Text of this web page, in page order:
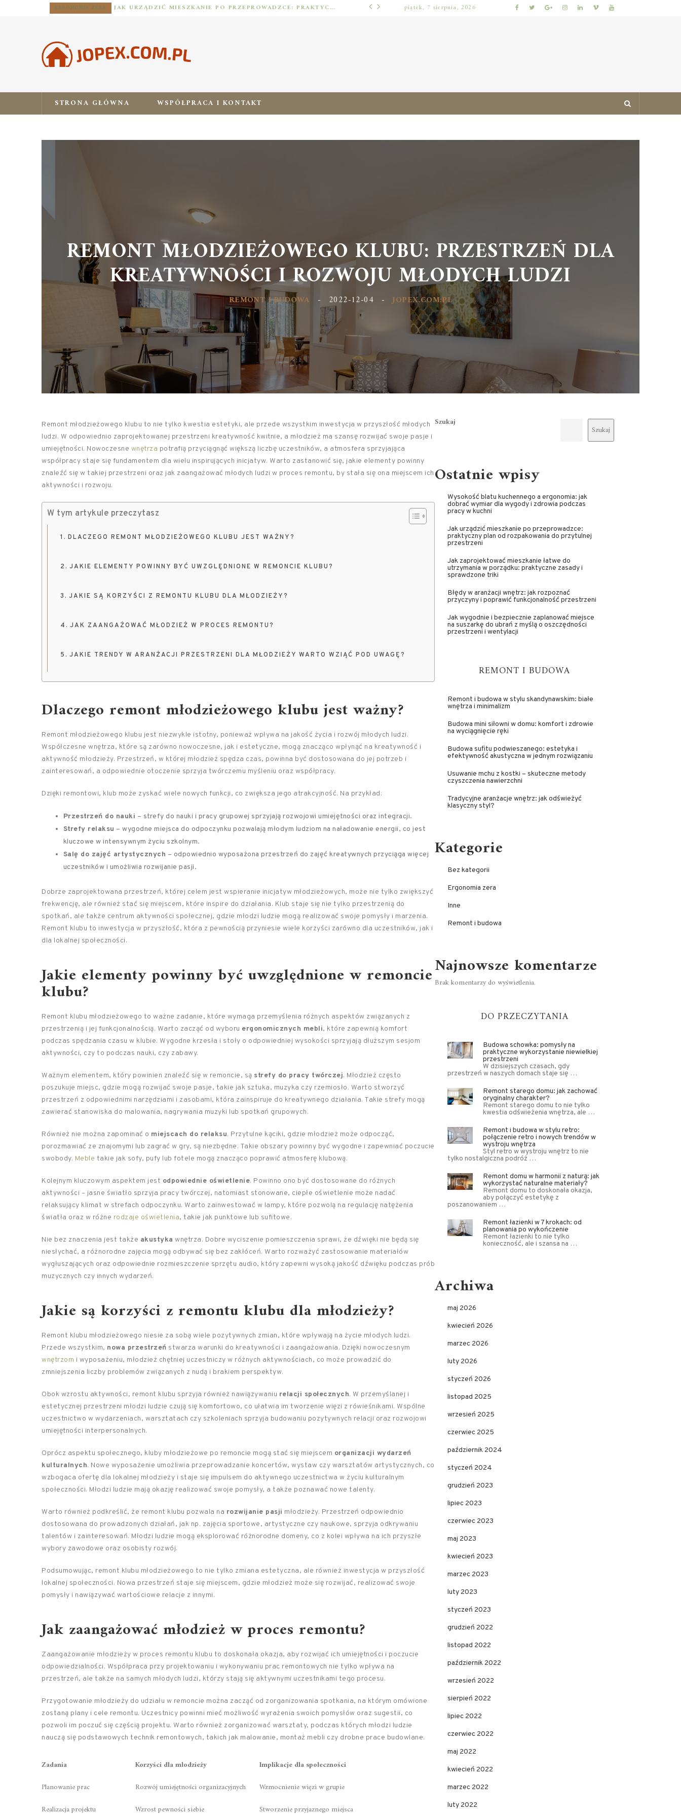
ERGONOMIA ZERA JAK URZĄDZIĆ MIESZKANIE PO PRZEPROWADZCE: PRAKTYCZNY PLAN OD ROZPAKOWANIA DO PRZYTULNEJ PRZESTRZENI ERGONOMIA ZERA
piątek, 7 sierpnia, 2026
STRONA GŁÓWNA WSPÓŁPRACA I KONTAKT
REMONT MŁODZIEŻOWEGO KLUBU: PRZESTRZEŃ DLA
KREATYWNOŚCI I ROZWOJU MŁODYCH LUDZI
REMONT I BUDOWA - 2022-12-04 - JOPEX.COM.PL
Remont młodzieżowego klubu to nie tylko kwestia estetyki, ale przede wszystkim inwestycja w przyszłość młodych
ludzi. W odpowiednio zaprojektowanej przestrzeni kreatywność kwitnie, a młodzież ma szansę rozwijać swoje pasje i
umiejętności. Nowoczesne wnętrza potrafią przyciągnąć większą liczbę uczestników, a atmosfera sprzyjająca
współpracy staje się fundamentem dla wielu inspirujących inicjatyw. Warto zastanowić się, jakie elementy powinny
znaleźć się w takiej przestrzeni oraz jak zaangażować młodych ludzi w proces remontu, by stała się ona miejscem ich
aktywności i rozwoju.
W tym artykule przeczytasz
DLACZEGO REMONT MŁODZIEŻOWEGO KLUBU JEST WAŻNY?
JAKIE ELEMENTY POWINNY BYĆ UWZGLĘDNIONE W REMONCIE KLUBU?
JAKIE SĄ KORZYŚCI Z REMONTU KLUBU DLA MŁODZIEŻY?
JAK ZAANGAŻOWAĆ MŁODZIEŻ W PROCES REMONTU?
JAKIE TRENDY W ARANŻACJI PRZESTRZENI DLA MŁODZIEŻY WARTO WZIĄĆ POD UWAGĘ?
Dlaczego remont młodzieżowego klubu jest ważny?
Remont młodzieżowego klubu jest niezwykle istotny, ponieważ wpływa na jakość życia i rozwój młodych ludzi.
Współczesne wnętrza, które są zarówno nowoczesne, jak i estetyczne, mogą znacząco wpłynąć na kreatywność i
aktywność młodzieży. Przestrzeń, w której młodzież spędza czas, powinna być dostosowana do jej potrzeb i
zainteresowań, a odpowiednie otoczenie sprzyja twórczemu myśleniu oraz współpracy.
Dzięki remontowi, klub może zyskać wiele nowych funkcji, co zwiększa jego atrakcyjność. Na przykład:
Przestrzeń do nauki – strefy do nauki i pracy grupowej sprzyjają rozwojowi umiejętności oraz integracji.
Strefy relaksu – wygodne miejsca do odpoczynku pozwalają młodym ludziom na naładowanie energii, co jest
kluczowe w intensywnym życiu szkolnym.
Salę do zajęć artystycznych – odpowiednio wyposażona przestrzeń do zajęć kreatywnych przyciąga więcej
uczestników i umożliwia rozwijanie pasji.
Dobrze zaprojektowana przestrzeń, której celem jest wspieranie inicjatyw młodzieżowych, może nie tylko zwiększyć
frekwencję, ale również stać się miejscem, które inspire do działania. Klub staje się nie tylko przestrzenią do
spotkań, ale także centrum aktywności społecznej, gdzie młodzi ludzie mogą realizować swoje pomysły i marzenia.
Remont klubu to inwestycja w przyszłość, która z pewnością przyniesie wiele korzyści zarówno dla uczestników, jak i
dla lokalnej społeczności.
Jakie elementy powinny być uwzględnione w remoncie
klubu?
Remont klubu młodzieżowego to ważne zadanie, które wymaga przemyślenia różnych aspektów związanych z
przestrzenią i jej funkcjonalnością. Warto zacząć od wyboru ergonomicznych mebli, które zapewnią komfort
podczas spędzania czasu w klubie. Wygodne krzesła i stoły o odpowiedniej wysokości sprzyjają dłuższym sesjom
aktywności, czy to podczas nauki, czy zabawy.
Ważnym elementem, który powinien znaleźć się w remoncie, są strefy do pracy twórczej. Młodzież często
poszukuje miejsc, gdzie mogą rozwijać swoje pasje, takie jak sztuka, muzyka czy rzemiosło. Warto stworzyć
przestrzeń z odpowiednimi narzędziami i zasobami, która zainspiruje do kreatywnego działania. Takie strefy mogą
zawierać stanowiska do malowania, nagrywania muzyki lub spotkań grupowych.
Również nie można zapominać o miejscach do relaksu. Przytulne kąciki, gdzie młodzież może odpocząć,
porozmawiać ze znajomymi lub zagrać w gry, są niezbędne. Takie obszary powinny być wygodne i zapewniać poczucie
swobody. Meble takie jak sofy, pufy lub fotele mogą znacząco poprawić atmosferę klubową.
Kolejnym kluczowym aspektem jest odpowiednie oświetlenie. Powinno ono być dostosowane do różnych
aktywności – jasne światło sprzyja pracy twórczej, natomiast stonowane, ciepłe oświetlenie może nadać
relaksujący klimat w strefach odpoczynku. Warto zainwestować w lampy, które pozwolą na regulację natężenia
światła oraz w różne rodzaje oświetlenia, takie jak punktowe lub sufitowe.
Nie bez znaczenia jest także akustyka wnętrza. Dobre wyciszenie pomieszczenia sprawi, że dźwięki nie będą się
niesłychać, a różnorodne zajęcia mogą odbywać się bez zakłóceń. Warto rozważyć zastosowanie materiałów
wygłuszających oraz odpowiednie rozmieszczenie sprzętu audio, który zapewni wysoką jakość dźwięku podczas prób
muzycznych czy innych wydarzeń.
Jakie są korzyści z remontu klubu dla młodzieży?
Remont klubu młodzieżowego niesie za sobą wiele pozytywnych zmian, które wpływają na życie młodych ludzi.
Przede wszystkim, nowa przestrzeń stwarza warunki do kreatywności i zaangażowania. Dzięki nowoczesnym
wnętrzom i wyposażeniu, młodzież chętniej uczestniczy w różnych aktywnościach, co może prowadzić do
zmniejszenia liczby problemów związanych z nudą i brakiem perspektyw.
Obok wzrostu aktywności, remont klubu sprzyja również nawiązywaniu relacji społecznych. W przemyślanej i
estetycznej przestrzeni młodzi ludzie czują się komfortowo, co ułatwia im tworzenie więzi z rówieśnikami. Wspólne
uczestnictwo w wydarzeniach, warsztatach czy szkoleniach sprzyja budowaniu pozytywnych relacji oraz rozwojowi
umiejętności interpersonalnych.
Oprócz aspektu społecznego, kluby młodzieżowe po remoncie mogą stać się miejscem organizacji wydarzeń
kulturalnych. Nowe wyposażenie umożliwia przeprowadzanie koncertów, wystaw czy warsztatów artystycznych, co
wzbogaca ofertę dla lokalnej młodzieży i staje się impulsem do aktywnego uczestnictwa w życiu kulturalnym
społeczności. Młodzi ludzie mają okazję realizować swoje pomysły, a także poznawać nowe talenty.
Warto również podkreślić, że remont klubu pozwala na rozwijanie pasji młodzieży. Przestrzeń odpowiednio
dostosowana do prowadzonych działań, jak np. zajęcia sportowe, artystyczne czy naukowe, sprzyja odkrywaniu
talentów i zainteresowań. Młodzi ludzie mogą eksplorować różnorodne domeny, co z kolei wpływa na ich przyszłe
wybory zawodowe oraz osobisty rozwój.
Podsumowując, remont klubu młodzieżowego to nie tylko zmiana estetyczna, ale również inwestycja w przyszłość
lokalnej społeczności. Nowa przestrzeń staje się miejscem, gdzie młodzież może się rozwijać, realizować swoje
pomysły i nawiązywać wartościowe relacje z innymi.
Jak zaangażować młodzież w proces remontu?
Zaangażowanie młodzieży w proces remontu klubu to doskonała okazja, aby rozwijać ich umiejętności i poczucie
odpowiedzialności. Współpraca przy projektowaniu i wykonywaniu prac remontowych nie tylko wpływa na
przestrzeń, ale także na samych młodych ludzi, którzy stają się aktywnymi uczestnikami tego procesu.
Przygotowanie młodzieży do udziału w remoncie można zacząć od zorganizowania spotkania, na którym omówione
zostaną plany i cele remontu. Uczestnicy powinni mieć możliwość wyrażenia swoich pomysłów oraz sugestii, co
pozwoli im poczuć się częścią projektu. Warto również zorganizować warsztaty, podczas których młodzi ludzie
nauczą się podstawowych technik remontowych, takich jak malowanie, montaż mebli czy drobne prace budowlane.
Zadania Korzyści dla młodzieży
Implikacje dla społeczności
Planowanie prac
Rozwój umiejętności organizacyjnych
Wzmocnienie więzi w grupie
Realizacja projektu
Wzrost pewności siebie Stworzenie przyjaznego miejsca
Szukaj
Szukaj
Ostatnie wpisy
Wysokość blatu kuchennego a ergonomia: jak
dobrać wymiar dla wygody i zdrowia podczas
pracy w kuchni
Jak urządzić mieszkanie po przeprowadzce:
praktyczny plan od rozpakowania do przytulnej
przestrzeni
Jak zaprojektować mieszkanie łatwe do
utrzymania w porządku: praktyczne zasady i
sprawdzone triki
Błędy w aranżacji wnętrz: jak rozpoznać
przyczyny i poprawić funkcjonalność przestrzeni
Jak wygodnie i bezpiecznie zaplanować miejsce
na suszarkę do ubrań z myślą o oszczędności
przestrzeni i wentylacji
REMONT I BUDOWA
Remont i budowa w stylu skandynawskim: białe
wnętrza i minimalizm
Budowa mini siłowni w domu: komfort i zdrowie
na wyciągnięcie ręki
Budowa sufitu podwieszanego: estetyka i
efektywność akustyczna w jednym rozwiązaniu
Usuwanie mchu z kostki – skuteczne metody
czyszczenia nawierzchni
Tradycyjne aranżacje wnętrz: jak odświeżyć
klasyczny styl?
Kategorie
Bez kategorii
Ergonomia zera
Inne
Remont i budowa
Najnowsze komentarze
Brak komentarzy do wyświetlenia.
DO PRZECZYTANIA
Budowa schowka: pomysły na
praktyczne wykorzystanie niewielkiej
przestrzeni
W dzisiejszych czasach, gdy
przestrzeń w naszych domach staje się …
Remont starego domu: jak zachować
oryginalny charakter?
Remont starego domu to nie tylko
kwestia odświeżenia wnętrza, ale …
Remont i budowa w stylu retro:
połączenie retro i nowych trendów w
wystroju wnętrza
Styl retro w wystroju wnętrz to nie
tylko nostalgiczna podróż …
Remont domu w harmonii z naturą: jak
wykorzystać naturalne materiały?
Remont domu to doskonała okazja,
aby połączyć estetykę z
poszanowaniem …
Remont łazienki w 7 krokach: od
planowania po wykończenie
Remont łazienki to nie tylko
konieczność, ale i szansa na …
Archiwa
maj 2026
kwiecień 2026
marzec 2026
luty 2026
styczeń 2026
listopad 2025
wrzesień 2025
czerwiec 2025
październik 2024
styczeń 2024
grudzień 2023
lipiec 2023
czerwiec 2023
maj 2023
kwiecień 2023
marzec 2023
luty 2023
styczeń 2023
grudzień 2022
listopad 2022
październik 2022
wrzesień 2022
sierpień 2022
lipiec 2022
czerwiec 2022
maj 2022
kwiecień 2022
marzec 2022
luty 2022